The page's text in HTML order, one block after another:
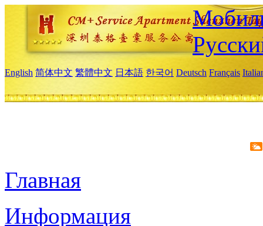
English 简体中文 繁體中文 日本語 한국어 Deutsch Français
Главная
Информация